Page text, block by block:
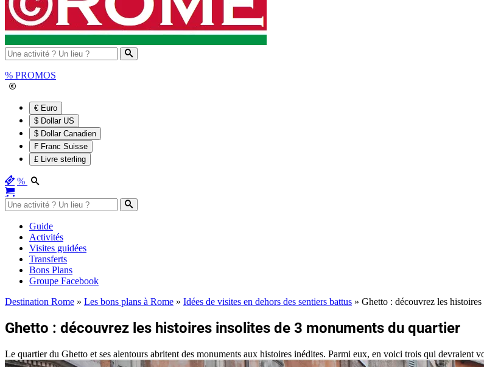
% PROMOS
€ Euro
$ Dollar US
$ Dollar Canadien
₣ Franc Suisse
£ Livre sterling
%
Guide
Activités
Visites guidées
Transferts
Bons Plans
Groupe Facebook
Destination Rome » Les bons plans à Rome » Idées de visites en dehors des sentiers battus » Ghetto : découvrez les
Ghetto : découvrez les histoires insolites de 3 monuments du quartier
Le quartier du Ghetto et ses alentours abritent des monuments aux histoires inédites. Parmi eux, en voici trois qui devraient